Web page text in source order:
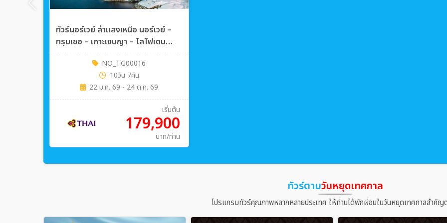
ทัวร์นอร์เวย์ ล่าแสงเหนือ นอร์เวย์ –
ทรุมเซอ – เกาะเซนญา – โลโฟเตน
10วัน 7คืน (TG)
NO_TG00016
10วัน 7คืน
22 ม.ค. 69 - 24 ต.ค. 69
เริ่มต้น
179,900
บาท/ท่าน
ทัวร์ตามวันหยุดเทศกาล
โปรแกรมทัวร์คุณภาพหลากหลายประเทศ ให้ท่านได้พักผ่อนในวันหยุดเทศกาลสำคัญ